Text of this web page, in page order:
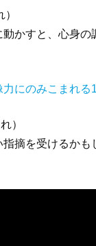
かすと、心身の
にのみこまれ
）
摘を受けるかも